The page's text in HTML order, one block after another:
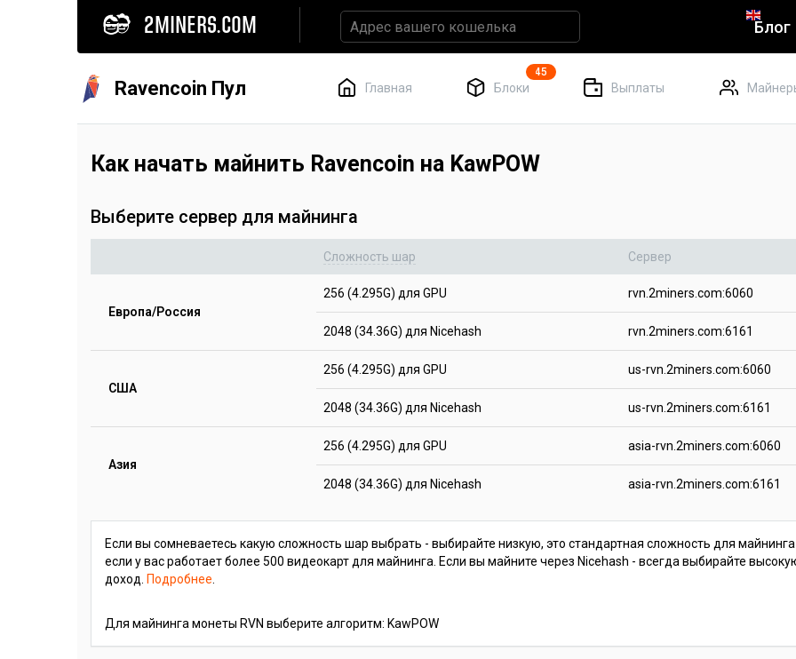
2MINERS.COM Блог
Ravencoin Пул Главная Блоки
45
Выплаты
Как начать майнить Ravencoin на KawPOW
Выберите сервер для майнинга
Сложность шар Сервер
Европа/Россия
256 (4.295G) для GPU rvn.2miners.com:6060
2048 (34.36G) для Nicehash rvn.2miners.com:6161
США
256 (4.295G) для GPU us-rvn.2miners.com:6060
2048 (34.36G) для Nicehash us-rvn.2miners.com:6161
Азия
256 (4.295G) для GPU asia-rvn.2miners.com:6060
2048 (34.36G) для Nicehash asia-rvn.2miners.com:6161
Если вы сомневаетесь какую сложность шар выбрать - выбирайте низкую, это стандартная сложность для
если у вас работает более 500 видеокарт для майнинга. Если вы майните через Nicehash - всегда выбирайте
доход. Подробнее
Для майнинга монеты RVN выберите алгоритм: KawPOW